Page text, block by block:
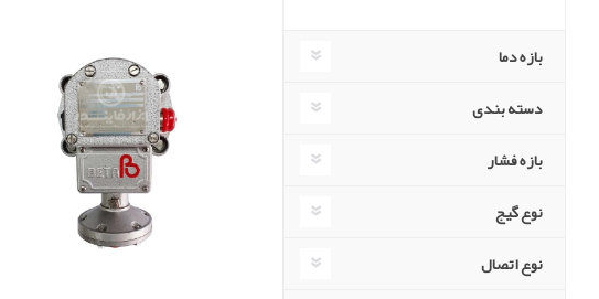
بازه دما
دسته بندی
بازه فشار
نوع گیج
نوع اتصال